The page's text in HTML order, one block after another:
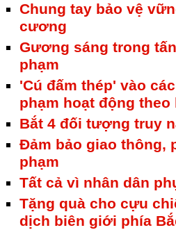
Chung tay bảo vệ
cương
Gương sáng trong
phạm
'Cú đấm thép' vào
phạm hoạt động
Bắt 4 đối tượng truy
Đảm bảo giao thông,
phạm
Tất cả vì nhân dân
Tặng quà cho cựu
dịch biên giới phía